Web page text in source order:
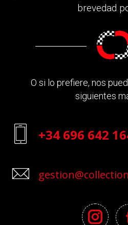
brevedad
O si lo prefiere, nos
siguientes
+34 696 642